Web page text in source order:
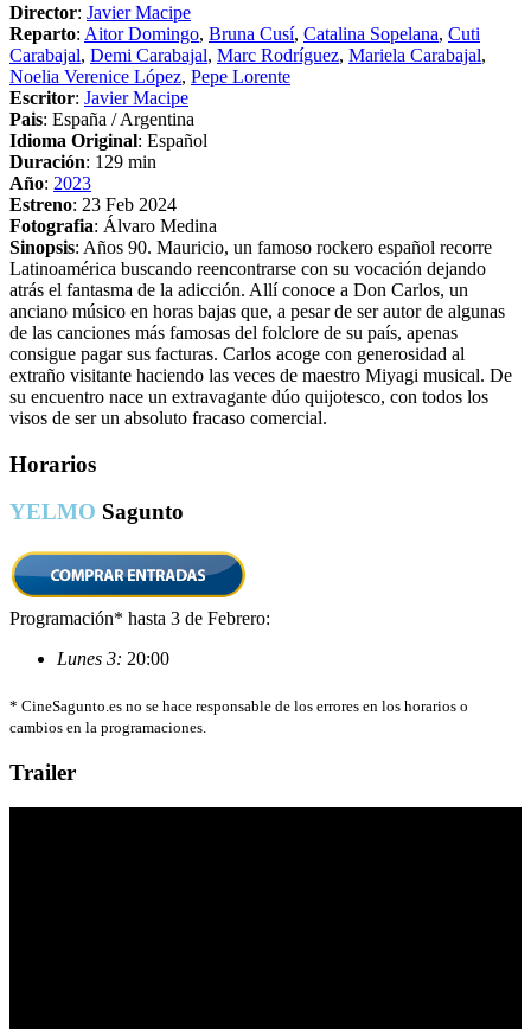
Director: Javier Macipe
Reparto: Aitor Domingo, Bruna Cusí, Catalina Sopelana, Cuti
Carabajal, Demi Carabajal, Marc Rodríguez, Mariela Carabajal,
Noelia Verenice López, Pepe Lorente
Escritor: Javier Macipe
Pais: España / Argentina
Idioma Original: Español
Duración: 129 min
Año: 2023
Estreno: 23 Feb 2024
Fotografia: Álvaro Medina
Sinopsis: Años 90. Mauricio, un famoso rockero español recorre
Latinoamérica buscando reencontrarse con su vocación dejando
atrás el fantasma de la adicción. Allí conoce a Don Carlos, un
anciano músico en horas bajas que, a pesar de ser autor de algunas
de las canciones más famosas del folclore de su país, apenas
consigue pagar sus facturas. Carlos acoge con generosidad al
extraño visitante haciendo las veces de maestro Miyagi musical. De
su encuentro nace un extravagante dúo quijotesco, con todos los
visos de ser un absoluto fracaso comercial.
Horarios
YELMO Sagunto
Programación* hasta 3 de Febrero:
Lunes 3: 20:00
* CineSagunto.es no se hace responsable de los errores en los horarios o
cambios en la programaciones.
Trailer